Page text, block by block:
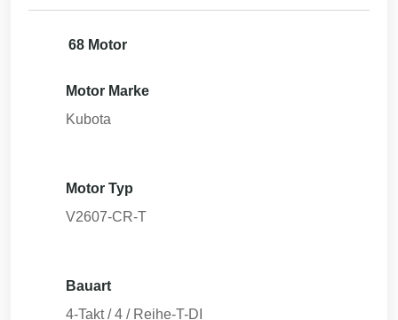
68 Motor
Motor Marke
Kubota
Motor Typ
V2607-CR-T
Bauart
4-Takt / 4 / Reihe-T-DI